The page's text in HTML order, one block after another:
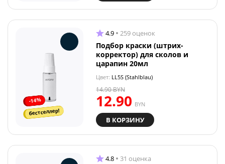
-14%
бестселлер!
4.9 259 оценок
Подбор краски (штрих-
корректор) для сколов и
царапин 20мл
Цвет: LL5S (Stahlblau)
12.90 BYN
14.90BYN
В КОРЗИНУ
4.8 31 оценка